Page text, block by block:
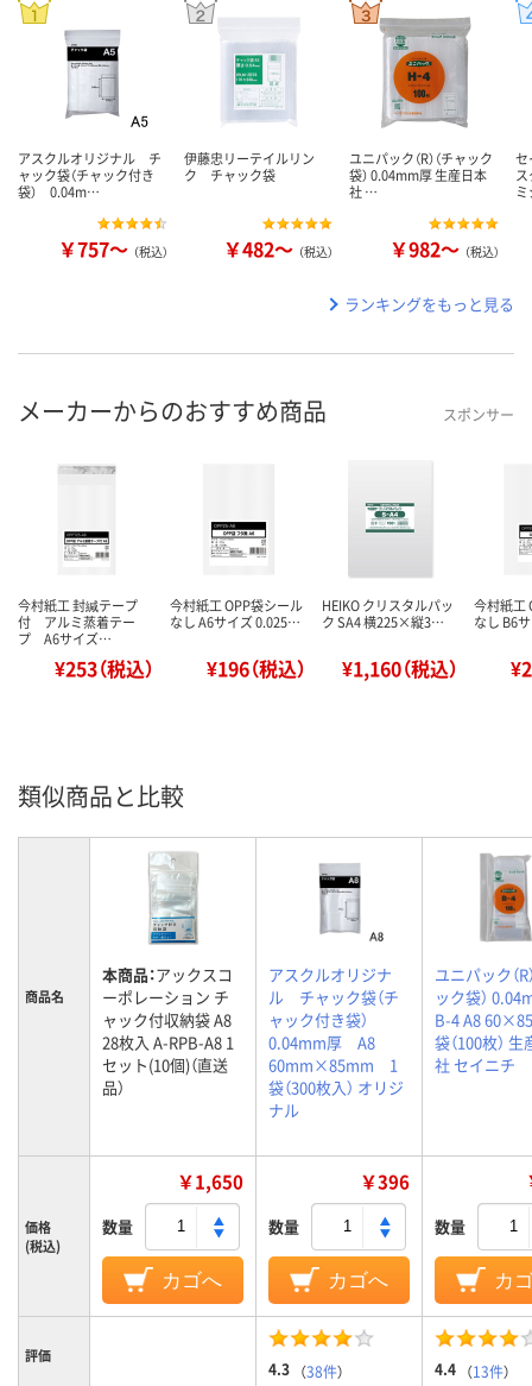
アスクルオリジナル チ
ャック袋（チャック付き
袋） 0.04m…
￥757～ （税込）
伊藤忠リーテイルリン
ク チャック袋
￥482～ （税込）
ユニパック（R）（チャック
袋） 0.04mm厚 生産日本
社 …
￥982～ （税込）
セ
ランキングをもっと見る
メーカーからのおすすめ商品 スポンサー
今村紙工 封緘テープ
付 アルミ蒸着テー
プ A6サイズ…
¥253（税込）
今村紙工 OPP袋シール
なし A6サイズ 0.025…
¥196（税込）
HEIKO クリスタルパッ
ク SA4 横225×縦3…
¥1,160（税込）
今村紙工
なし B6
類似商品と比較
商品名
本商品：アックスコ
ーポレーション チ
ャック付収納袋 A8
28枚入 A-RPB-A8 1
セット(10個)（直送
品）
アスクルオリジナ
ル チャック袋（チ
ャック付き袋）
0.04mm厚 A8
60mm×85mm 1
袋（300枚入） オリジ
ナル
ユニパック（R
ック袋）
B-4 A8
袋（100枚）
社 セイニチ
価格
(税込)
￥1,650
数量
カゴへ
￥396
数量
カゴへ
数量
カ
評価
4.3 （38件） 4.4 （13件）